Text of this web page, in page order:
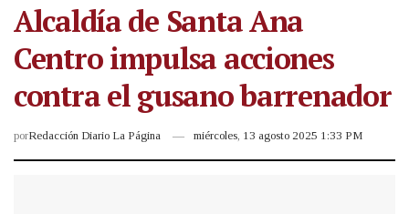
Alcaldía de Santa Ana
Centro impulsa acciones
contra el gusano barrenador
porRedacción Diario La Página miércoles, 13 agosto 2025 1:33 PM